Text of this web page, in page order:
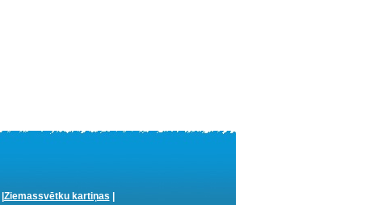
Ziemassvētku kartiņas